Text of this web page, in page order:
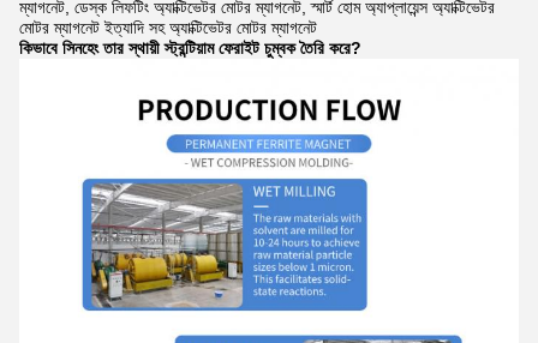
ম্যাগনেট, ডেস্ক লিফটিং অ্যাক্টিভেটর মোটর ম্যাগনেট, স্মার্ট হোম অ্যাপ্লায়েন্স অ্যাক্টিভেটর
মোটর ম্যাগনেট ইত্যাদি সহ অ্যাক্টিভেটর মোটর ম্যাগনেট
কিভাবে সিনহেং তার স্থায়ী স্ট্রন্টিয়াম ফেরাইট চুম্বক তৈরি করে?